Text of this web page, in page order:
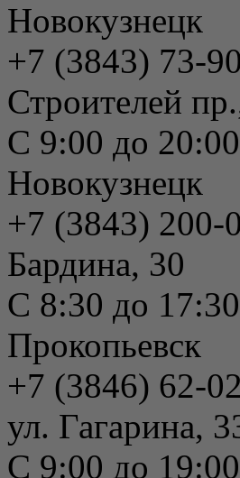
Новокузнецк
+7 (3843) 73-
Строителей
С 9:00 до 20:00
Новокузнецк
+7 (3843) 200-
Бардина, 30
С 8:30 до 17:30
Прокопьевск
+7 (3846) 62-
ул. Гагарина,
С 9:00 до 19:00